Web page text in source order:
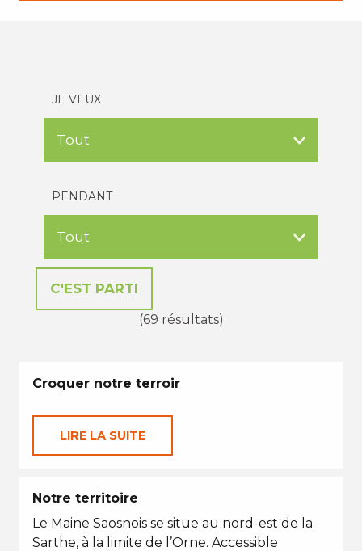
JE VEUX
PENDANT
(69 résultats)
Croquer notre terroir
LIRE LA SUITE
Notre territoire
Le Maine Saosnois se situe au nord-est de la
Sarthe, à la limite de l’Orne. Accessible